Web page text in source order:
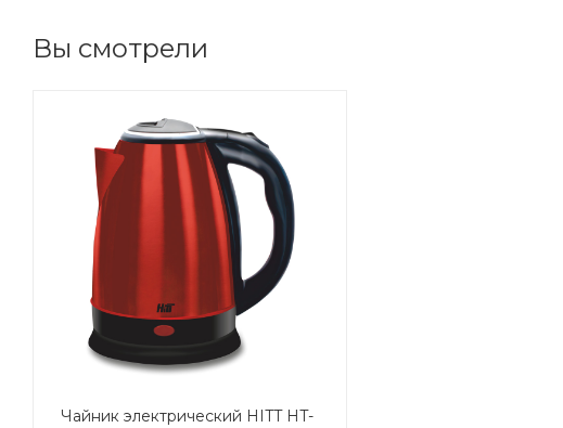
Вы смотрели
Чайник электрический HITT HT-